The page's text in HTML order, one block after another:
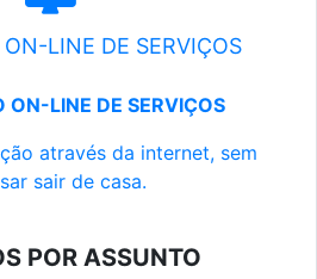
LINE DE SERVIÇOS
ON-LINE DE SERVIÇOS
através da internet, sem
sair de casa.
POR ASSUNTO